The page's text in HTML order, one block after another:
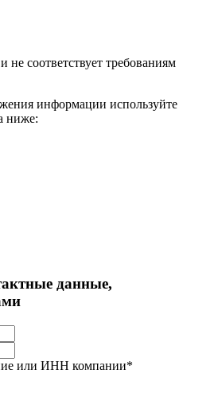
не соответствует требованиям
информации используйте
ниже:
данные,
или ИНН компании*